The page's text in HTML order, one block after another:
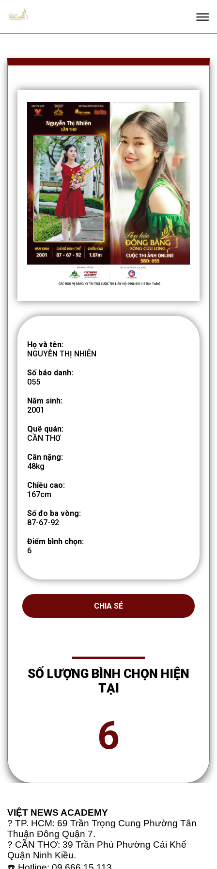
Họ và tên:
NGUYỄN THỊ NHIÊN
Số báo danh:
055
Năm sinh:
2001
Quê quán:
CẦN THƠ
Cân nặng:
48kg
Chiều cao:
167cm
Số đo ba vòng:
87-67-92
Điểm bình chọn:
6
CHIA SẺ
SỐ LƯỢNG BÌNH CHỌN HIỆN
TẠI
6
VIỆT NEWS ACADEMY
? TP. HCM: 69 Trần Trọng Cung Phường Tân
Thuận Đông Quận 7.
? CẦN THƠ: 39 Trần Phú Phường Cái Khế
Quận Ninh Kiều.